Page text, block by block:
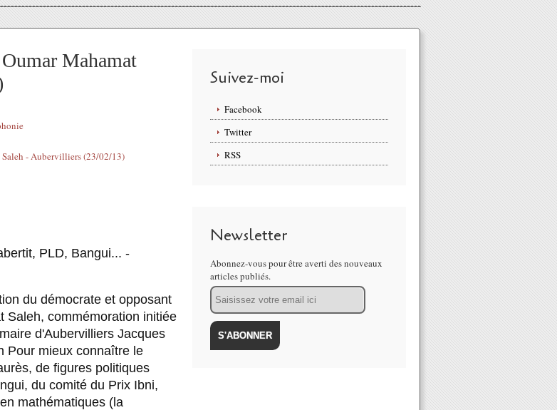
Mahamat
PLD, Bangui... -
du démocrate et opposant
Saleh, commémoration initiée
d'Aubervilliers Jacques
Pour mieux connaître le
de figures politiques
du comité du Prix Ibni,
mathématiques (la
Suivez-moi
Facebook
Twitter
RSS
Newsletter
Abonnez-vous pour être averti des nouveaux
articles publiés.
Email